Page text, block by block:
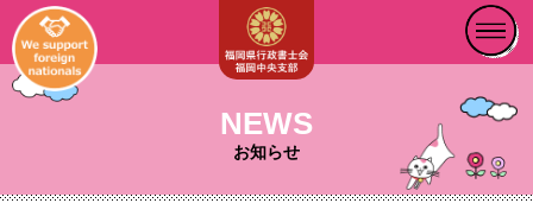
NEWS
お知らせ